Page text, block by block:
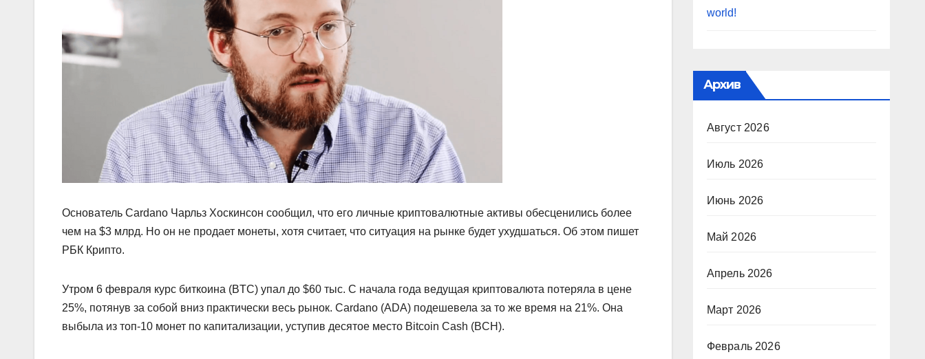
Основатель Cardano Чарльз Хоскинсон сообщил, что его личные криптовалютные активы обесценились более
чем на $3 млрд. Но он не продает монеты, хотя считает, что ситуация на рынке будет ухудшаться. Об этом пишет
РБК Крипто.
Утром 6 февраля курс биткоина (BTC) упал до $60 тыс. С начала года ведущая криптовалюта потеряла в цене
25%, потянув за собой вниз практически весь рынок. Cardano (ADA) подешевела за то же время на 21%. Она
выбыла из топ-10 монет по капитализации, уступив десятое место Bitcoin Cash (BCH).
world!
Архив
Август 2026
Июль 2026
Июнь 2026
Май 2026
Апрель 2026
Март 2026
Февраль 2026